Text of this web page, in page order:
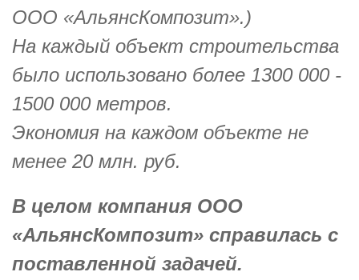
OOO «АльянсКомпозит».)
На каждый объект строительства
было использовано более 1300 000 -
1500 000 метров.
Экономия на каждом объекте не
менее 20 млн. руб.
В целом компания ООО
«АльянсКомпозит» справилась с
поставленной задачей.